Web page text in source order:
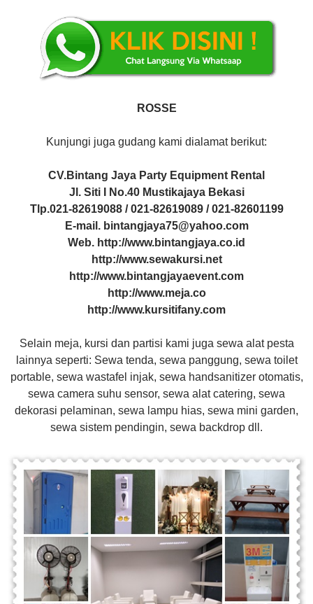
ROSSE
Kunjungi juga gudang kami dialamat berikut:
CV.Bintang Jaya Party Equipment Rental
Jl. Siti I No.40 Mustikajaya Bekasi
Tlp.021-82619088 / 021-82619089 / 021-82601199
E-mail. bintangjaya75@yahoo.com
Web. http://www.bintangjaya.co.id
http://www.sewakursi.net
http://www.bintangjayaevent.com
http://www.meja.co
http://www.kursitifany.com
Selain meja, kursi dan partisi kami juga sewa alat pesta
lainnya seperti: Sewa tenda, sewa panggung, sewa toilet
portable, sewa wastafel injak, sewa handsanitizer otomatis,
sewa camera suhu sensor, sewa alat catering, sewa
dekorasi pelaminan, sewa lampu hias, sewa mini garden,
sewa sistem pendingin, sewa backdrop dll.